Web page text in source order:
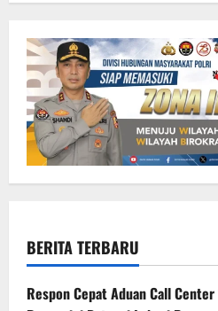
BERITA TERBARU
Respon Cepat Aduan Call